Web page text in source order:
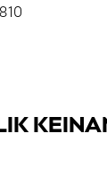
810